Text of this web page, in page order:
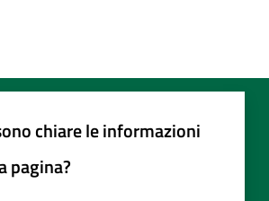
chiare le informazioni
pagina?